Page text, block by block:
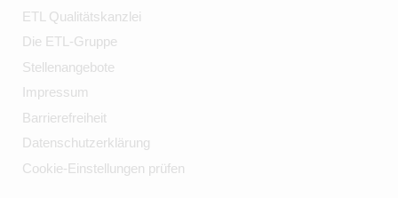
ETL Qualitätskanzlei
Die ETL-Gruppe
Stellenangebote
Impressum
Barrierefreiheit
Datenschutzerklärung
Cookie-Einstellungen prüfen